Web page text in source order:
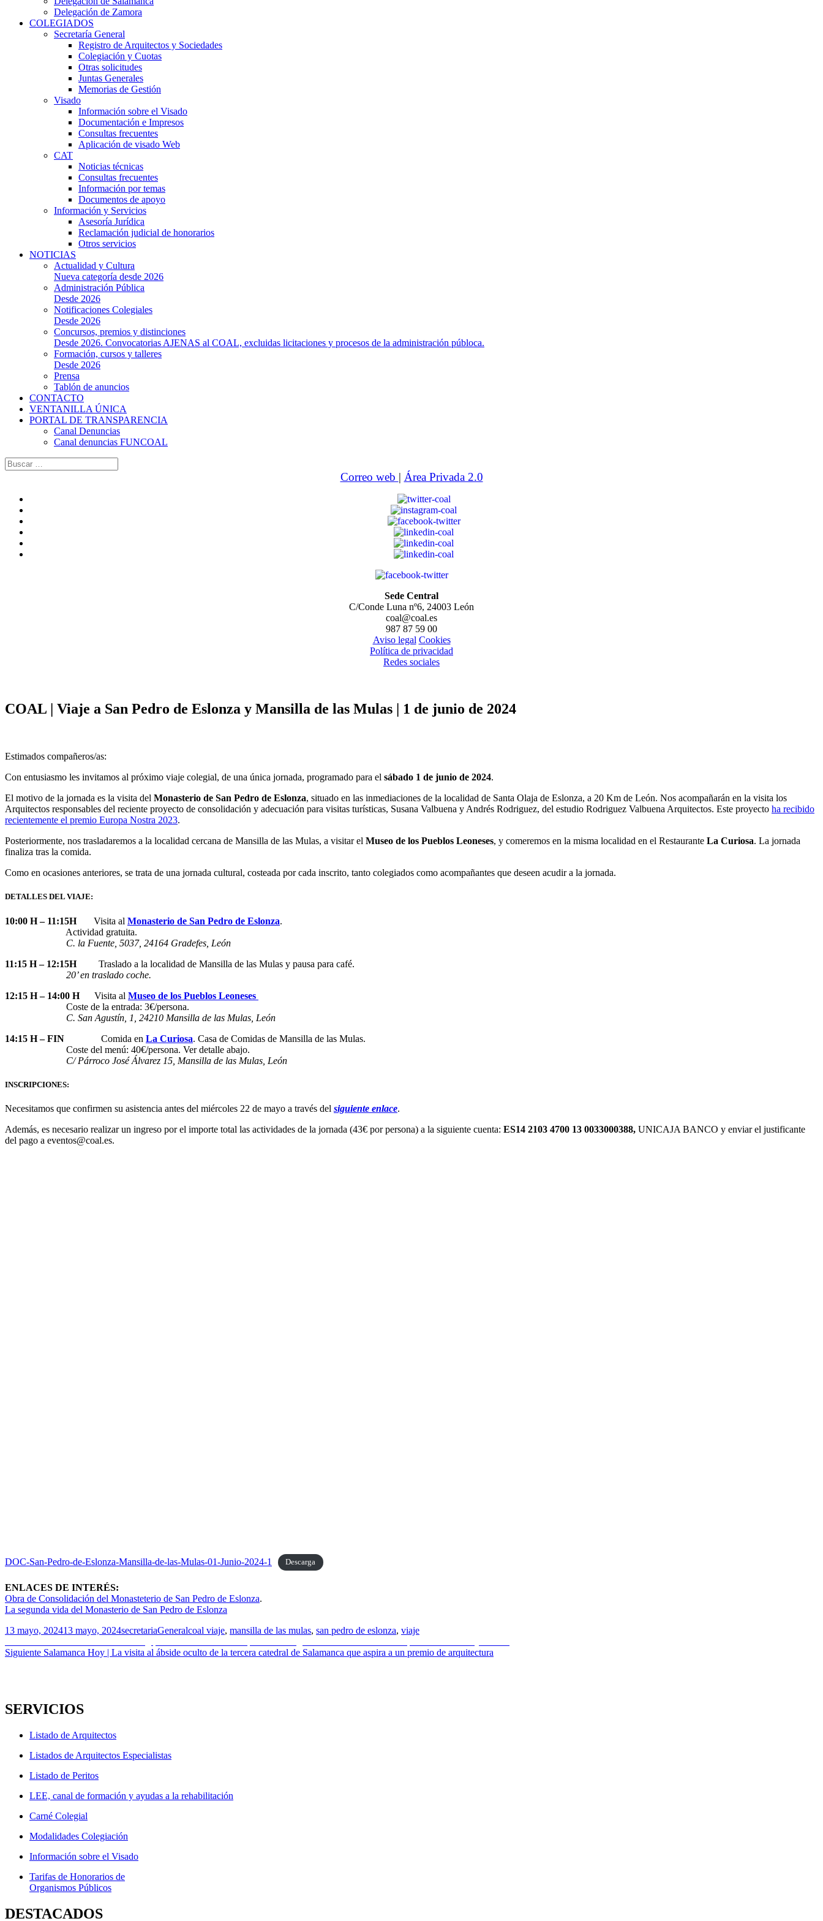
Delegación de Zamora
COLEGIADOS
Secretaría General
Registro de Arquitectos y Sociedades
Colegiación y Cuotas
Otras solicitudes
Juntas Generales
Memorias de Gestión
Visado
Información sobre el Visado
Documentación e Impresos
Consultas frecuentes
Aplicación de visado Web
CAT
Noticias técnicas
Consultas frecuentes
Información por temas
Documentos de apoyo
Información y Servicios
Asesoría Jurídica
Reclamación judicial de honorarios
Otros servicios
NOTICIAS
Actualidad y Cultura
Nueva categoría desde 2026
Administración Pública
Desde 2026
Notificaciones Colegiales
Desde 2026
Concursos, premios y distinciones
Desde 2026. Convocatorias AJENAS al COAL, excluidas licitaciones y procesos de la administración públoca.
Formación, cursos y talleres
Desde 2026
Prensa
Tablón de anuncios
CONTACTO
VENTANILLA ÚNICA
PORTAL DE TRANSPARENCIA
Canal Denuncias
Canal denuncias FUNCOAL
Buscar:
Correo web | Área Privada 2.0
Sede Central
C/Conde Luna nº6, 24003 León
coal@coal.es
987 87 59 00
Aviso legal Cookies
Política de privacidad
Redes sociales
COAL | Viaje a San Pedro de Eslonza y Mansilla de las Mulas | 1 de junio de 2024
Estimados compañeros/as:
Con entusiasmo les invitamos al próximo viaje colegial, de una única jornada, programado para el sábado 1 de junio de 2024.
El motivo de la jornada es la visita del Monasterio de San Pedro de Eslonza, situado en las inmediaciones de la localidad de Santa Olaja de Eslonza, a 20 Km de León. Nos acompañarán en la visita los
Arquitectos responsables del reciente proyecto de consolidación y adecuación para visitas turísticas, Susana Valbuena y Andrés Rodriguez, del estudio Rodriguez Valbuena Arquitectos. Este proyecto ha recibido
recientemente el premio Europa Nostra 2023.
Posteriormente, nos trasladaremos a la localidad cercana de Mansilla de las Mulas, a visitar el Museo de los Pueblos Leoneses, y comeremos en la misma localidad en el Restaurante La Curiosa. La jornada
finaliza tras la comida.
Como en ocasiones anteriores, se trata de una jornada cultural, costeada por cada inscrito, tanto colegiados como acompañantes que deseen acudir a la jornada.
DETALLES DEL VIAJE:
10:00 H – 11:15H Visita al Monasterio de San Pedro de Eslonza.
Actividad gratuita.
C. la Fuente, 5037, 24164 Gradefes, León
11:15 H – 12:15H Traslado a la localidad de Mansilla de las Mulas y pausa para café.
20’ en traslado coche.
12:15 H – 14:00 H Visita al Museo de los Pueblos Leoneses
Coste de la entrada: 3€/persona.
C. San Agustín, 1, 24210 Mansilla de las Mulas, León
14:15 H – FIN Comida en La Curiosa. Casa de Comidas de Mansilla de las Mulas.
Coste del menú: 40€/persona. Ver detalle abajo.
C/ Párroco José Álvarez 15, Mansilla de las Mulas, León
INSCRIPCIONES:
Necesitamos que confirmen su asistencia antes del miércoles 22 de mayo a través del siguiente enlace.
Además, es necesario realizar un ingreso por el importe total las actividades de la jornada (43€ por persona) a la siguiente cuenta: ES14 2103 4700 13 0033000388, UNICAJA BANCO y enviar el justificante
del pago a eventos@coal.es.
DOC-San-Pedro-de-Eslonza-Mansilla-de-las-Mulas-01-Junio-2024-1 Descarga
ENLACES DE INTERÉS:
Obra de Consolidación del Monasteterio de San Pedro de Eslonza.
La segunda vida del Monasterio de San Pedro de Eslonza
Publicado
13 mayo, 202413 mayo, 2024Autor
secretariaCategorías
GeneralEtiquetas
coal viaje, mansilla de las mulas, san pedro de eslonza, viaje
Navegación
de
anterior:
Siguiente Entrada
Salamanca Hoy | La visita al ábside oculto de la tercera catedral de Salamanca que aspira a un premio de arquitectura
SERVICIOS
Listado de Arquitectos
Listados de Arquitectos Especialistas
Listado de Peritos
LEE, canal de formación y ayudas a la rehabilitación
Carné Colegial
Modalidades Colegiación
Información sobre el Visado
Tarifas de Honorarios de
Organismos Públicos
DESTACADOS